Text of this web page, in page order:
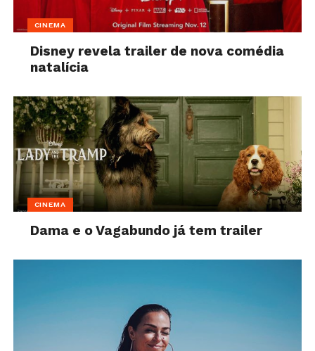
CINEMA
Disney revela trailer de nova comédia
natalícia
CINEMA
Dama e o Vagabundo já tem trailer